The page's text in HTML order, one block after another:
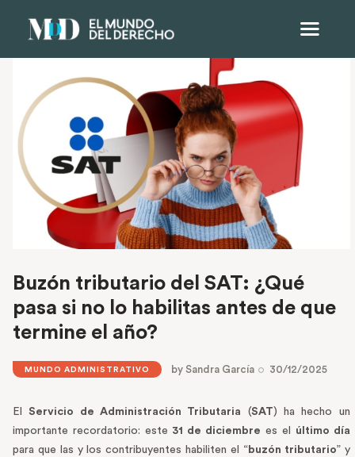
Buzón tributario del SAT: ¿Qué
pasa si no lo habilitas antes de que
termine el año?
MUNDO ADMINISTRATIVO bySandra García 30/12/2025
ElServicio de Administración Tributaria (SAT) ha hecho un
importante recordatorio: este 31 de diciembre es el
último día
para que las y los contribuyentes habiliten el “buzón tributario” y